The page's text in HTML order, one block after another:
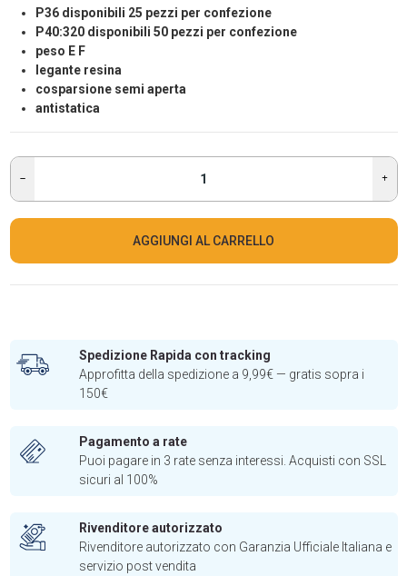
P36 disponibili 25 pezzi per confezione
P40:320 disponibili 50 pezzi per confezione
peso E F
legante resina
cosparsione semi aperta
antistatica
AGGIUNGI AL CARRELLO
Spedizione Rapida con tracking
Approfitta della spedizione a 9,99€ — gratis sopra i
150€
Pagamento a rate
Puoi pagare in 3 rate senza interessi. Acquisti con SSL
sicuri al 100%
Rivenditore autorizzato
Rivenditore autorizzato con Garanzia Ufficiale Italiana e
servizio post vendita